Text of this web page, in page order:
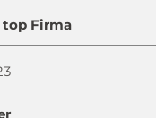
top Firma